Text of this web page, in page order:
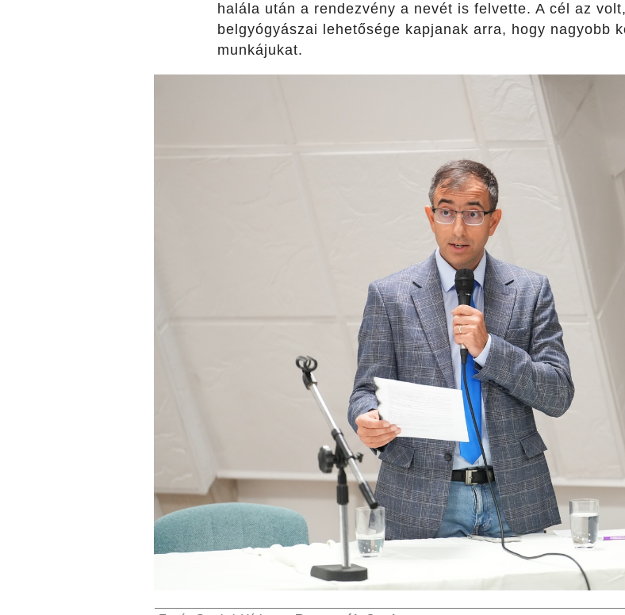
halála után a rendezvény a nevét is felvette. A cél az
belgyógyászai lehetősége kapjanak arra, hogy nagyobb
munkájukat.